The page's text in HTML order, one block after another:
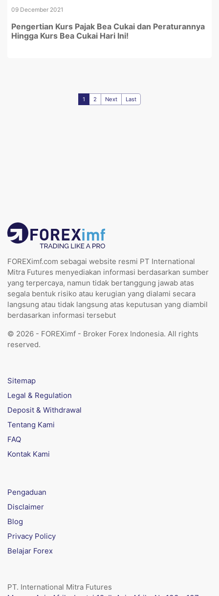
09 December 2021
Pengertian Kurs Pajak Bea Cukai dan Peraturannya
Hingga Kurs Bea Cukai Hari Ini!
1 2 Next Last
FOREXimf.com sebagai website resmi PT International
Mitra Futures menyediakan informasi berdasarkan sumber
yang terpercaya, namun tidak bertanggung jawab atas
segala bentuk risiko atau kerugian yang dialami secara
langsung atau tidak langsung atas keputusan yang diambil
berdasarkan informasi tersebut
© 2026 - FOREXimf - Broker Forex Indonesia. All rights
reserved.
Sitemap
Legal & Regulation
Deposit & Withdrawal
Tentang Kami
FAQ
Kontak Kami
Pengaduan
Disclaimer
Blog
Privacy Policy
Belajar Forex
PT. International Mitra Futures